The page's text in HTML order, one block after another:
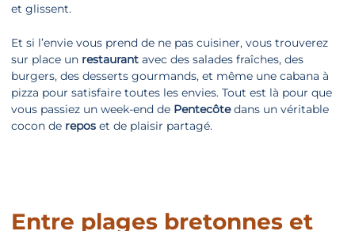
et glissent.
Et si l’envie vous prend de ne pas cuisiner, vous trouverez
sur place un restaurantavec des salades fraîches, des
burgers, des desserts gourmands, et même une cabana à
pizza pour satisfaire toutes les envies. Tout est là pour que
vous passiez un week-end de Pentecôtedans un véritable
cocon de repos et de plaisir partagé.
Entre plages bretonnes et